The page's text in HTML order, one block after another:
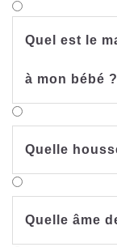
Quel est le
à mon bébé ?
Quelle
Quelle âme